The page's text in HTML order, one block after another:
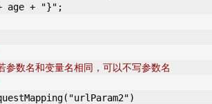
age + "}" ;
* 若参数名和变量名相同，可以不写参数名
( "urlParam2")